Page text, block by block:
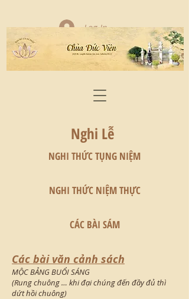
Log In
Nghi Lễ
NGHI THỨC TỤNG NIỆM
NGHI THỨC NIỆM THỰC
CÁC BÀI SÁM
Các bài văn cảnh sách
MỘC BẢNG BUỔI SÁNG
(Rung chuông … khi đại chúng đến đầy đủ thì
dứt hồi chuông)